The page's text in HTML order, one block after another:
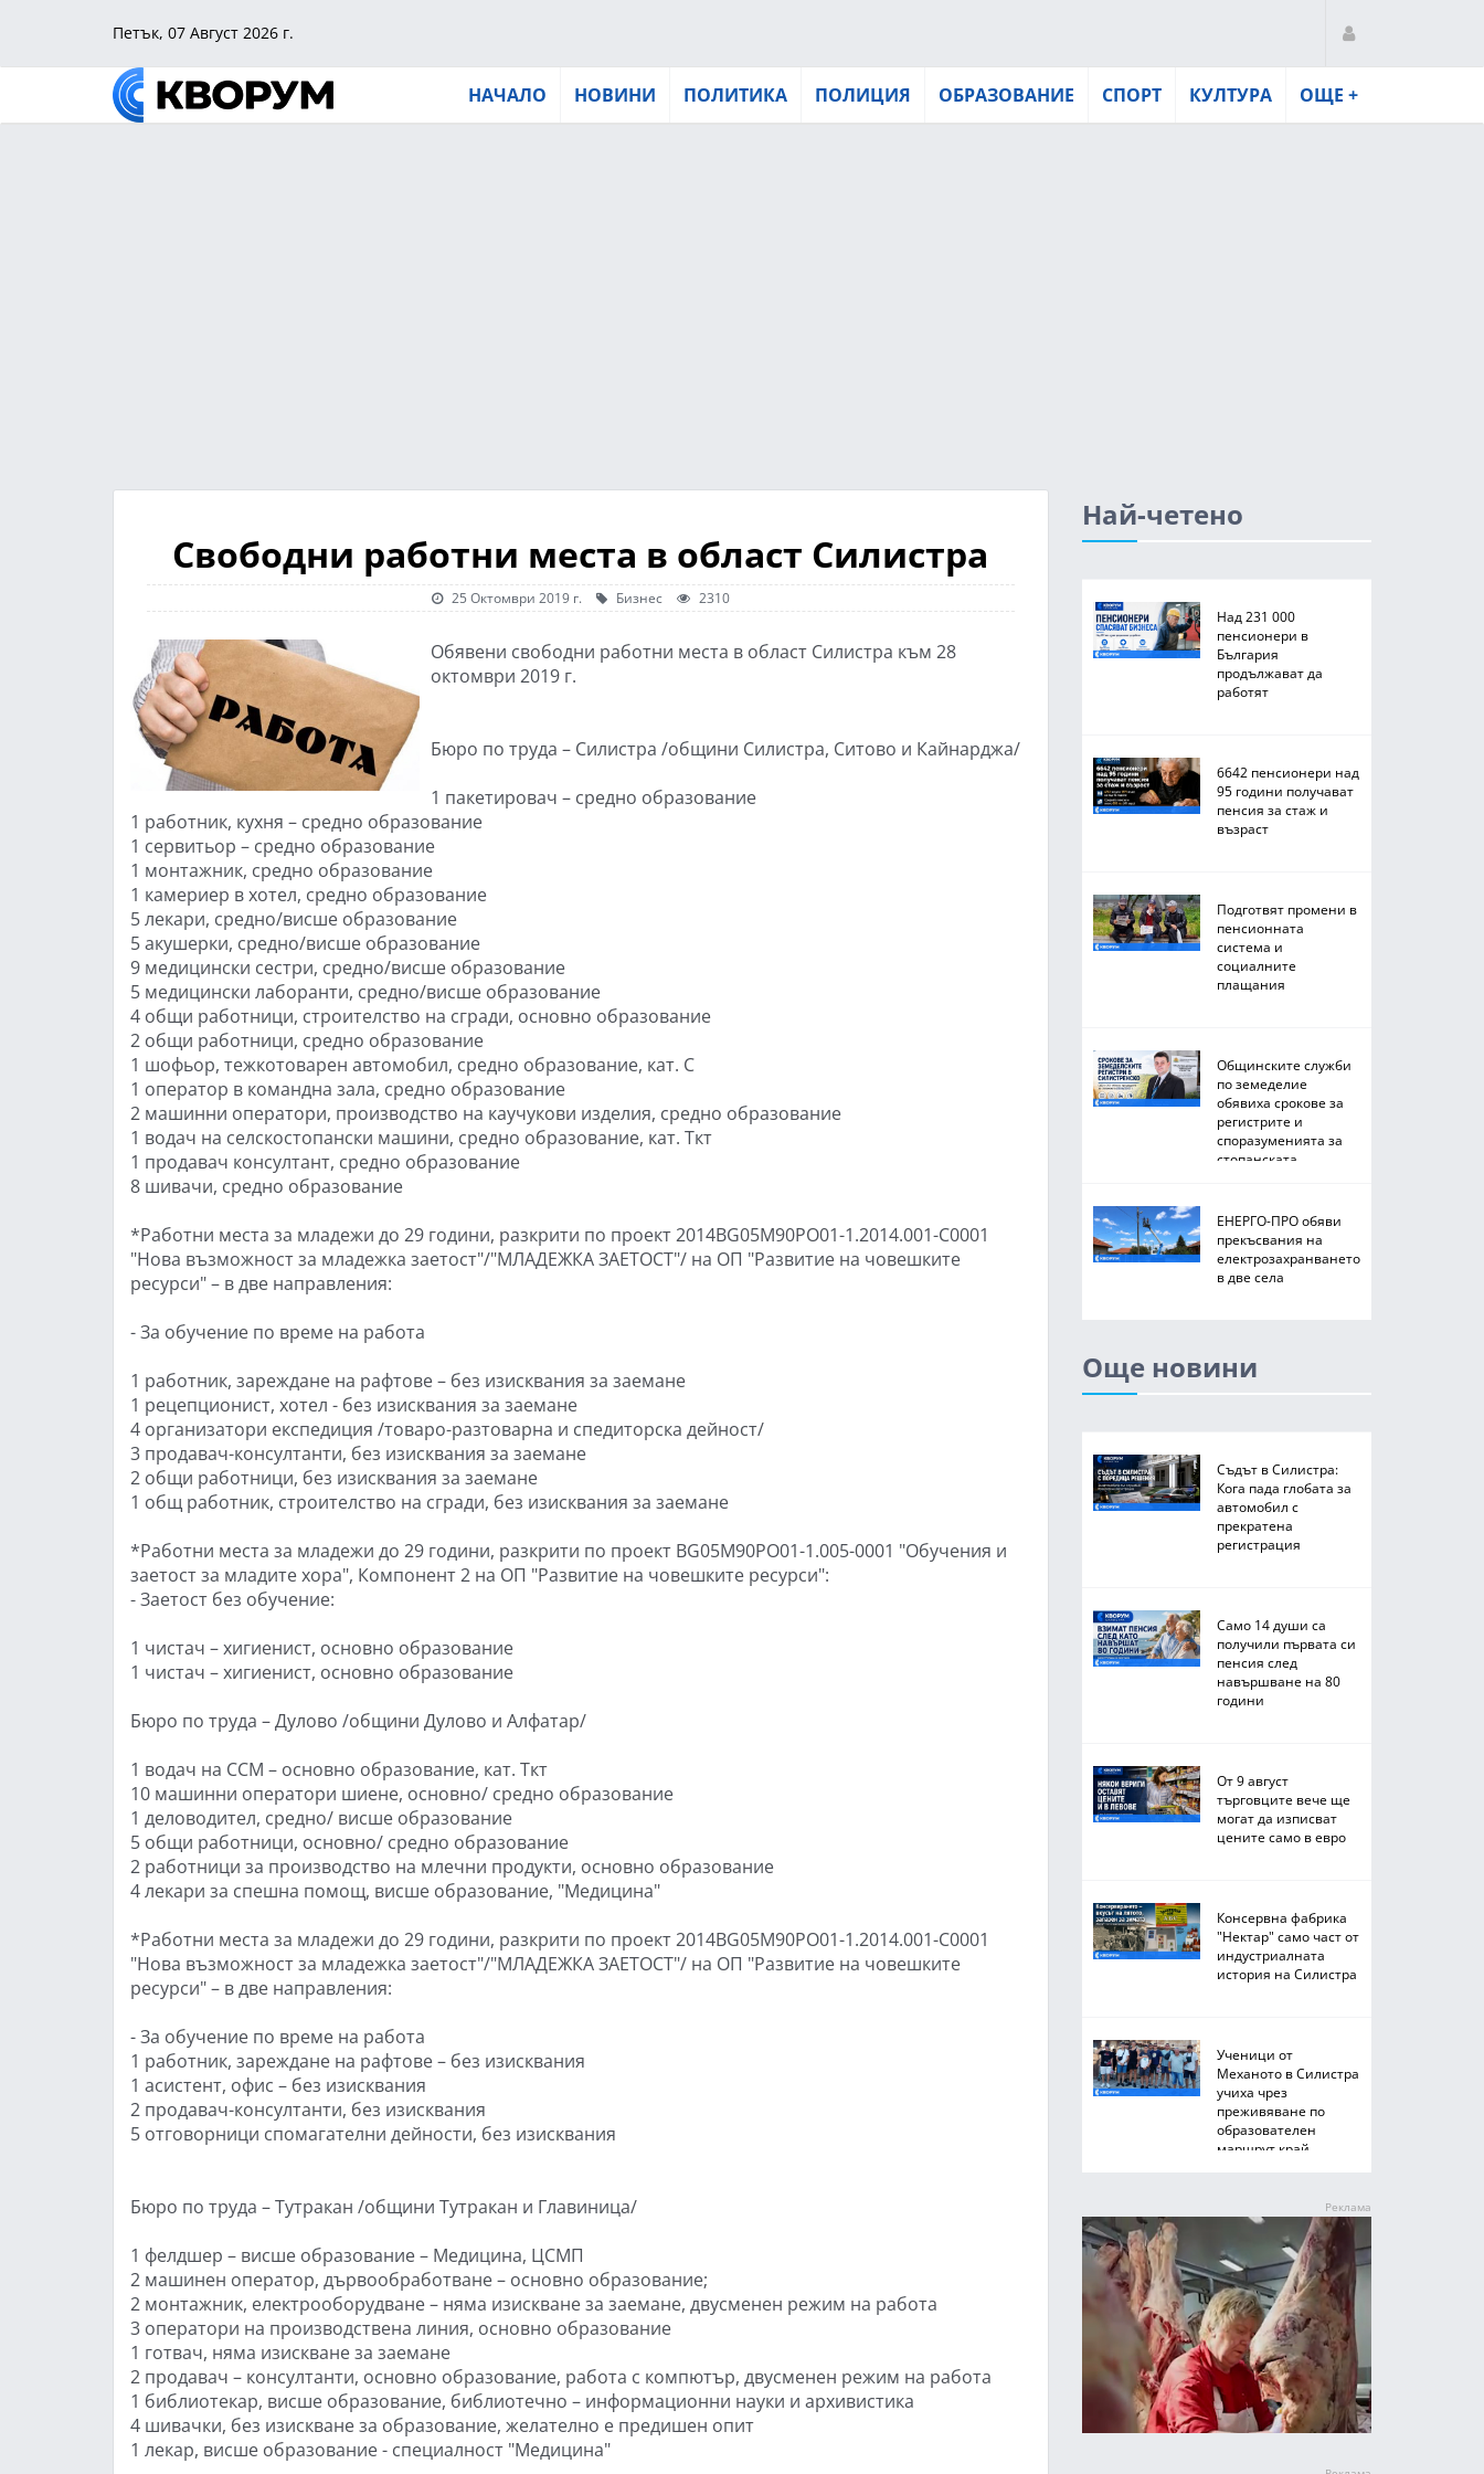
Петък, 07 Август 2026 г.
НАЧАЛО НОВИНИ ПОЛИТИКА ПОЛИЦИЯ ОБРАЗОВАНИЕ СПОРТ КУЛТУРА ОЩЕ +
Свободни работни места в област Силистра
25 Октомври 2019 г. Бизнес 2310
Обявени свободни работни места в област Силистра към 28
октомври 2019 г.
Бюро по труда – Силистра /общини Силистра, Ситово и Кайнарджа/
1 пакетировач – средно образование
1 работник, кухня – средно образование
1 сервитьор – средно образование
1 монтажник, средно образование
1 камериер в хотел, средно образование
5 лекари, средно/висше образование
5 акушерки, средно/висше образование
9 медицински сестри, средно/висше образование
5 медицински лаборанти, средно/висше образование
4 общи работници, строителство на сгради, основно образование
2 общи работници, средно образование
1 шофьор, тежкотоварен автомобил, средно образование, кат. С
1 оператор в командна зала, средно образование
2 машинни оператори, производство на каучукови изделия, средно образование
1 водач на селскостопански машини, средно образование, кат. Ткт
1 продавач консултант, средно образование
8 шивачи, средно образование
*Работни места за младежи до 29 години, разкрити по проект 2014BG05M90PO01-1.2014.001-C0001
"Нова възможност за младежка заетост"/"МЛАДЕЖКА ЗАЕТОСТ"/ на ОП "Развитие на човешките
ресурси" – в две направления:
- За обучение по време на работа
1 работник, зареждане на рафтове – без изисквания за заемане
1 рецепционист, хотел - без изисквания за заемане
4 организатори експедиция /товаро-разтоварна и спедиторска дейност/
3 продавач-консултанти, без изисквания за заемане
2 общи работници, без изисквания за заемане
1 общ работник, строителство на сгради, без изисквания за заемане
*Работни места за младежи до 29 години, разкрити по проект BG05M90PO01-1.005-0001 "Обучения и
заетост за младите хора", Компонент 2 на ОП "Развитие на човешките ресурси":
- Заетост без обучение:
1 чистач – хигиенист, основно образование
1 чистач – хигиенист, основно образование
Бюро по труда – Дулово /общини Дулово и Алфатар/
1 водач на ССМ – основно образование, кат. Ткт
10 машинни оператори шиене, основно/ средно образование
1 деловодител, средно/ висше образование
5 общи работници, основно/ средно образование
2 работници за производство на млечни продукти, основно образование
4 лекари за спешна помощ, висше образование, "Медицина"
*Работни места за младежи до 29 години, разкрити по проект 2014BG05M90PO01-1.2014.001-C0001
"Нова възможност за младежка заетост"/"МЛАДЕЖКА ЗАЕТОСТ"/ на ОП "Развитие на човешките
ресурси" – в две направления:
- За обучение по време на работа
1 работник, зареждане на рафтове – без изисквания
1 асистент, офис – без изисквания
2 продавач-консултанти, без изисквания
5 отговорници спомагателни дейности, без изисквания
Бюро по труда – Тутракан /общини Тутракан и Главиница/
1 фелдшер – висше образование – Медицина, ЦСМП
2 машинен оператор, дървообработване – основно образование;
2 монтажник, електрооборудване – няма изискване за заемане, двусменен режим на работа
3 оператори на производствена линия, основно образование
1 готвач, няма изискване за заемане
2 продавач – консултанти, основно образование, работа с компютър, двусменен режим на работа
1 библиотекар, висше образование, библиотечно – информационни науки и архивистика
4 шивачки, без изискване за образование, желателно е предишен опит
1 лекар, висше образование - специалност "Медицина"
Най-четено
Над 231 000
пенсионери в
България
продължават да
работят
6642 пенсионери над
95 години получават
пенсия за стаж и
възраст
Подготвят промени в
пенсионната
система и
социалните
плащания
Общинските служби
по земеделие
обявиха срокове за
регистрите и
споразуменията за
стопанската
ЕНЕРГО-ПРО обяви
прекъсвания на
електрозахранването
в две села
Още новини
Съдът в Силистра:
Кога пада глобата за
автомобил с
прекратена
регистрация
Само 14 души са
получили първата си
пенсия след
навършване на 80
години
От 9 август
търговците вече ще
могат да изписват
цените само в евро
Консервна фабрика
"Нектар" само част от
индустриалната
история на Силистра
Ученици от
Механото в Силистра
учиха чрез
преживяване по
образователен
маршрут край